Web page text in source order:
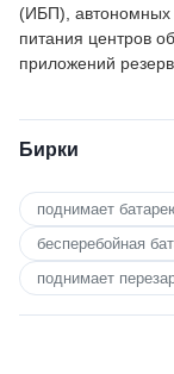
(ИБП), автономных
питания центров
приложений
Бирки
поднимает
бесперебойная
поднимает